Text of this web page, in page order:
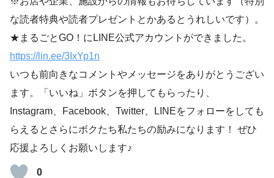
な読者特典や読者プレゼントとかあるとうれしいです）。
★まるごとGO！にLINE公式アカウントができました。
https://lin.ee/3IxYp1n
いつも前向きなコメントやメッセージをありがとうござい
ます。「いいね」ボタンを押してもらったり、
Instagram、Facebook、Twitter、LINEをフォローをしても
らえるとさらにボクたち私たちの励みになります！ ぜひ
応援よろしくお願いします♪
0